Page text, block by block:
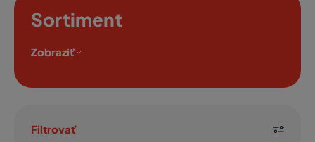
Sortiment
Zobraziť
Filtrovať